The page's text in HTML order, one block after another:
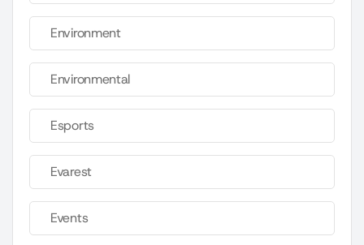
Environment
Environmental
Esports
Evarest
Events